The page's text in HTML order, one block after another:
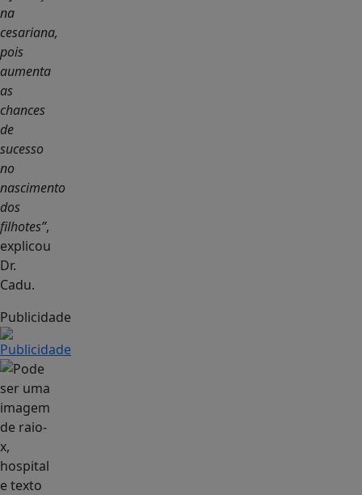
na
cesariana,
pois
aumenta
as
chances
de
sucesso
no
nascimento
dos
filhotes”,
explicou
Dr.
Cadu.
Publicidade